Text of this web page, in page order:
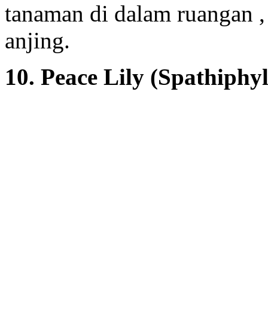
tanaman di dalam ruangan
anjing.
10. Peace Lily